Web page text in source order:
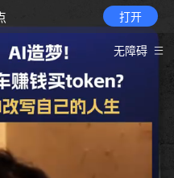
打开
无障碍